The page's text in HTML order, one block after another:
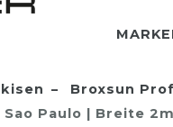
Broxsun
Paulo | Breite